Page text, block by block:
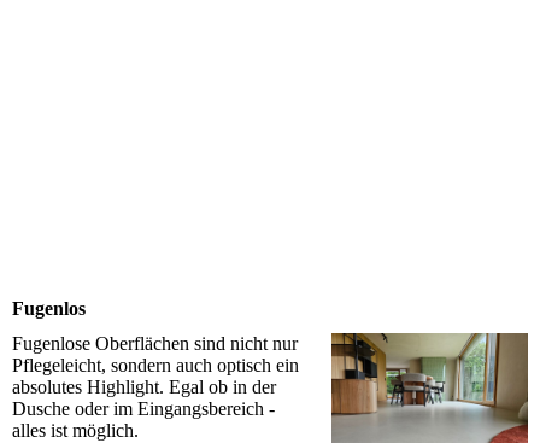
Fugenlos
Fugenlose Oberflächen sind nicht nur
Pflegeleicht, sondern auch optisch ein
absolutes Highlight. Egal ob in der
Dusche oder im Eingangsbereich -
alles ist möglich.